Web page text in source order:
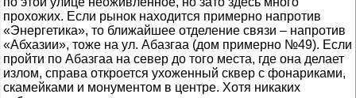
прохожих. Если рынок находится примерно напротив
«Энергетика», то ближайшее отделение связи – напротив
«Абхазии», тоже на ул. Абазгаа (дом примерно №49). Если
пройти по Абазгаа на север до того места, где она делает
излом, справа откроется ухоженный сквер с фонариками,
скамейками и монументом в центре. Хотя никаких